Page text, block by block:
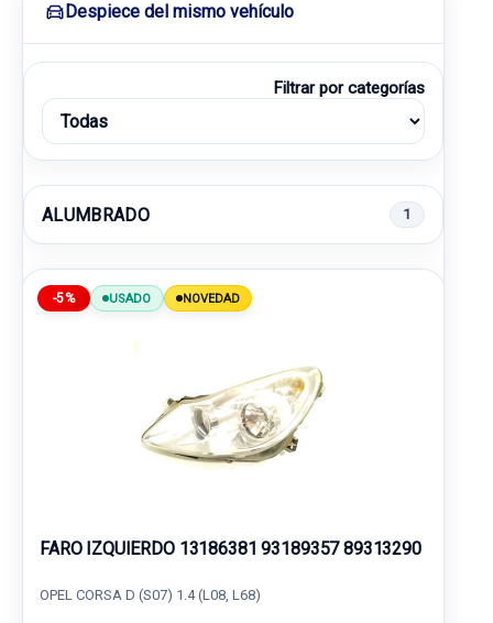
Despiece del mismo vehículo
Filtrar por categorías
ALUMBRADO 1
-5% USADO NOVEDAD
FARO IZQUIERDO 13186381 93189357 89313290
OPEL CORSA D (S07) 1.4 (L08, L68)